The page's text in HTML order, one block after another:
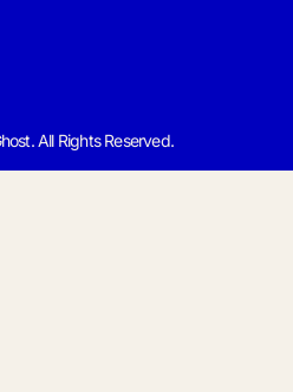
All Rights Reserved.